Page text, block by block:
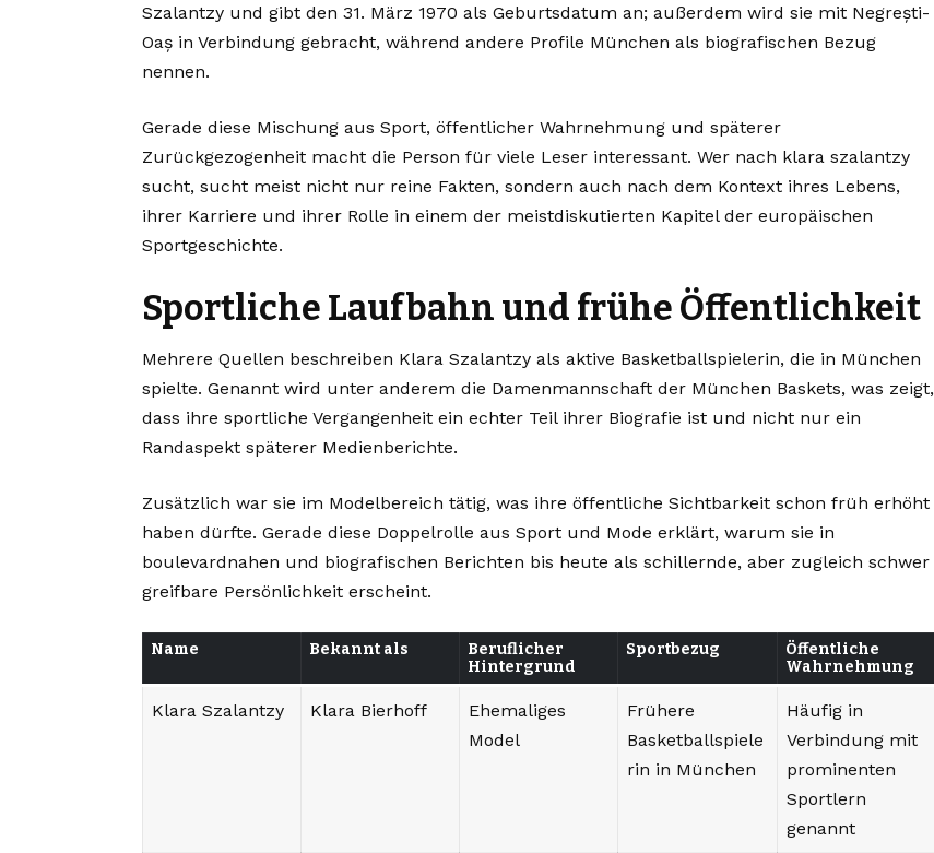
Szalantzy und gibt den 31. März 1970 als Geburtsdatum an; außerdem wird sie mit Negrești-
Oaș in Verbindung gebracht, während andere Profile München als biografischen Bezug
nennen.
Gerade diese Mischung aus Sport, öffentlicher Wahrnehmung und späterer
Zurückgezogenheit macht die Person für viele Leser interessant. Wer nach klara szalantzy
sucht, sucht meist nicht nur reine Fakten, sondern auch nach dem Kontext ihres Lebens,
ihrer Karriere und ihrer Rolle in einem der meistdiskutierten Kapitel der europäischen
Sportgeschichte.
Sportliche Laufbahn und frühe Öffentlichkeit
Mehrere Quellen beschreiben Klara Szalantzy als aktive Basketballspielerin, die in München
spielte. Genannt wird unter anderem die Damenmannschaft der München Baskets, was zeigt,
dass ihre sportliche Vergangenheit ein echter Teil ihrer Biografie ist und nicht nur ein
Randaspekt späterer Medienberichte.
Zusätzlich war sie im Modelbereich tätig, was ihre öffentliche Sichtbarkeit schon früh erhöht
haben dürfte. Gerade diese Doppelrolle aus Sport und Mode erklärt, warum sie in
boulevardnahen und biografischen Berichten bis heute als schillernde, aber zugleich schwer
greifbare Persönlichkeit erscheint.
Name Bekannt als
Beruflicher
Hintergrund
Sportbezug
Öffentliche
Wahrnehmung
Klara Szalantzy Klara Bierhoff
Ehemaliges
Model
Frühere
Basketballspiele
rin in München
Häufig in
Verbindung mit
prominenten
Sportlern
genannt